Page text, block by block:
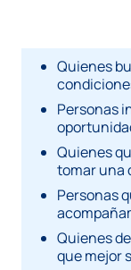
Quienes
Personas
Quienes
tomar una
Personas
Quienes
que mejor